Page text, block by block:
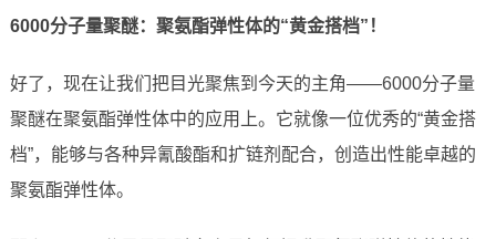
6000分子量聚醚：聚氨酯弹性体的“黄金搭档”！
好了，现在让我们把目光聚焦到今天的主角——6000分子量
聚醚在聚氨酯弹性体中的应用上。它就像一位优秀的“黄金搭
档”，能够与各种异氰酸酯和扩链剂配合，创造出性能卓越的
聚氨酯弹性体。